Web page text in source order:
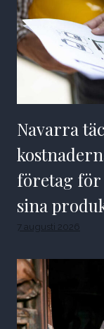
Navarra
företag för
sina
7 augusti 2026